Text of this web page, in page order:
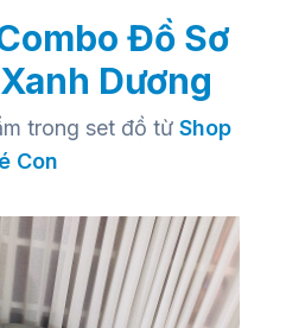
Đồ Sơ
Dương
trong set đồ từ Shop
Con